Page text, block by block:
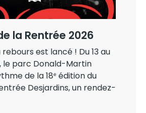
la Rentrée 2026
est lancé ! Du 13 au
le parc Donald-Martin
de la 18ᵉ édition du
Desjardins, un rendez-